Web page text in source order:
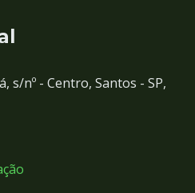
s/nº - Centro, Santos - SP,